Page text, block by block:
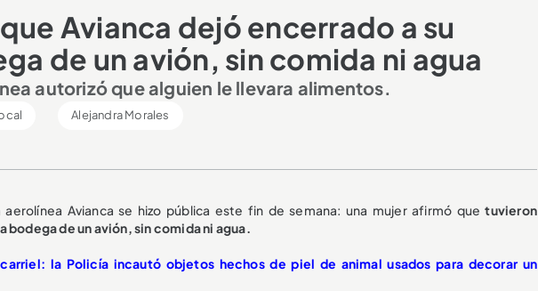
Avianca dejó encerrado a su
de un avión, sin comida ni agua
autorizó que alguien le llevara alimentos.
Alejandra Morales
Avianca se hizo pública este fin de semana: una mujer afirmó que tuvieron
bodega de un avión, sin comida ni agua.
la Policía incautó objetos hechos de piel de animal usados para decorar un